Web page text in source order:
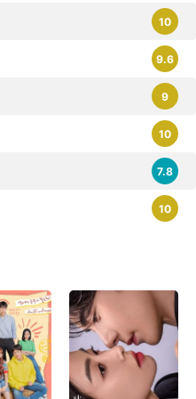
10
7.8
10
9
9.6
10